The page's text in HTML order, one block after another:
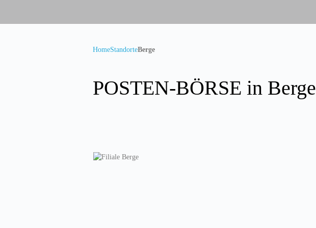
HomeStandorteBerge
POSTEN-BÖRSE in Berge